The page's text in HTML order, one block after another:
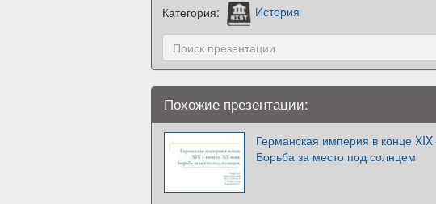
Категория: История
Похожие презентации:
Германская империя в конце
Борьба за место под солнцем